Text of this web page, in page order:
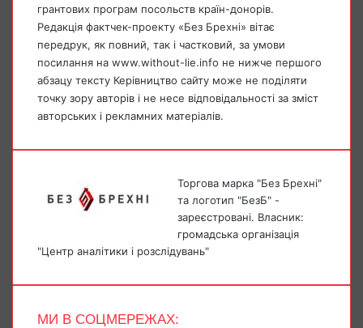
грантових програм посольств країн-донорів.
Редакція фактчек-проекту «Без Брехні» вітає
передрук, як повний, так і частковий, за умови
посилання на www.without-lie.info не нижче першого
абзацу тексту Керівництво сайту може не поділяти
точку зору авторів і не несе відповідальності за зміст
авторських і рекламних матеріалів.
Торгова марка "Без Брехні"
та логотип "БезБ" -
зареєстровані. Власник:
громадська організація
"Центр аналітики і розслідувань"
МИ В СОЦМЕРЕЖАХ: